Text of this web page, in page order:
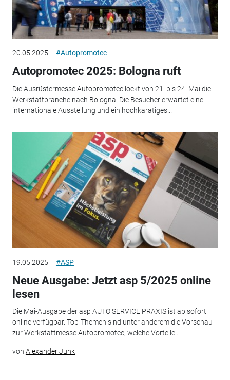
20.05.2025 #Autopromotec
Autopromotec 2025: Bologna ruft
Die Ausrüstermesse Autopromotec lockt von 21. bis 24. Mai die
Werkstattbranche nach Bologna. Die Besucher erwartet eine
internationale Ausstellung und ein hochkarätiges...
19.05.2025 #ASP
Neue Ausgabe: Jetzt asp 5/2025 online
lesen
Die Mai-Ausgabe der asp AUTO SERVICE PRAXIS ist ab sofort
online verfügbar. Top-Themen sind unter anderem die Vorschau
zur Werkstattmesse Autopromotec, welche Vorteile...
von Alexander Junk